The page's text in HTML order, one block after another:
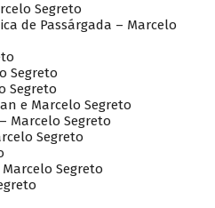
Segreto
de Passárgada – Marcelo
Segreto
Segreto
e Marcelo Segreto
Marcelo Segreto
Segreto
Segreto